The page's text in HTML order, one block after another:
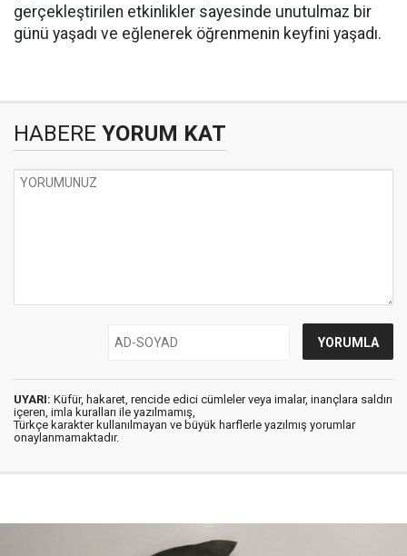
gerçekleştirilen etkinlikler sayesinde unutulmaz bir
günü yaşadı ve eğlenerek öğrenmenin keyfini yaşadı.
HABERE YORUM KAT
UYARI: Küfür, hakaret, rencide edici cümleler veya imalar, inançlara saldırı
içeren, imla kuralları ile yazılmamış,
Türkçe karakter kullanılmayan ve büyük harflerle yazılmış yorumlar
onaylanmamaktadır.